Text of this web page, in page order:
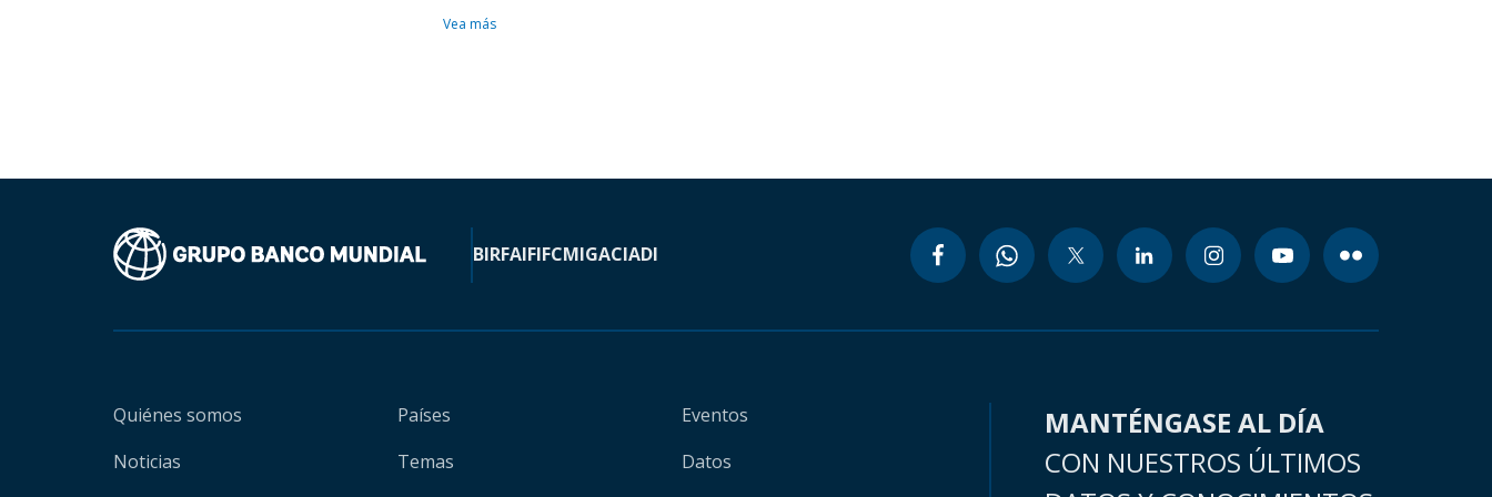
Vea más
BIRFAIFIFCMIGACIADI
Quiénes somos
Noticias
Países
Temas
Eventos
Datos
MANTÉNGASE AL DÍA
CON NUESTROS ÚLTIMOS